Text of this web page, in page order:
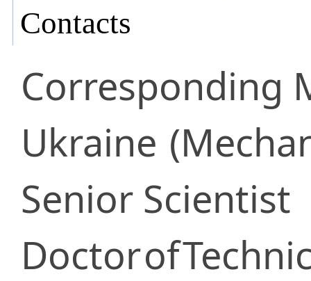
Contacts
Corresponding
Ukraine
Senior Scientist
Doctorof